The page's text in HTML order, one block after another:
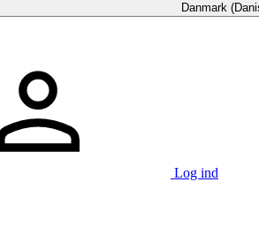
Danmark
Log ind